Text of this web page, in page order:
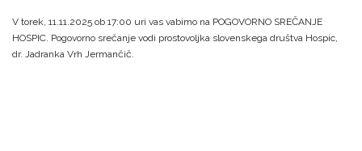
V torek, 11.11.2025 ob 17:00 uri vas vabimo na POGOVORNO SREČANJE
HOSPIC. Pogovorno srečanje vodi prostovoljka slovenskega društva Hospic,
dr. Jadranka Vrh Jermančič.